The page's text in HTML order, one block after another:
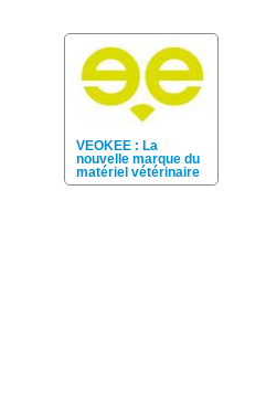
VEOKEE : La
nouvelle marque du
matériel vétérinaire